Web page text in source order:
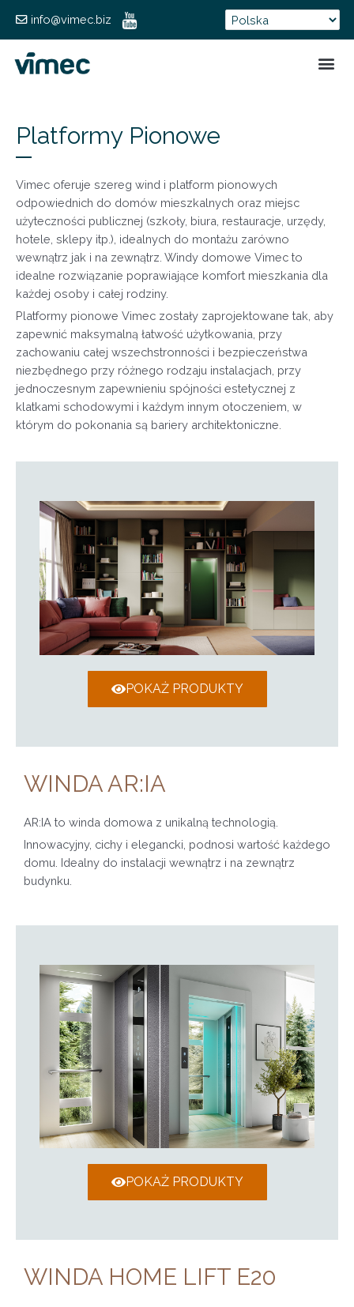
info@vimec.biz
Platformy Pionowe
Vimec oferuje szereg wind i platform pionowych
odpowiednich do domów mieszkalnych oraz miejsc
użyteczności publicznej (szkoły, biura, restauracje, urzędy,
hotele, sklepy itp.), idealnych do montażu zarówno
wewnątrz jak i na zewnątrz. Windy domowe Vimec to
idealne rozwiązanie poprawiające komfort mieszkania dla
każdej osoby i całej rodziny.
Platformy pionowe Vimec zostały zaprojektowane tak, aby
zapewnić maksymalną łatwość użytkowania, przy
zachowaniu całej wszechstronności i bezpieczeństwa
niezbędnego przy różnego rodzaju instalacjach, przy
jednoczesnym zapewnieniu spójności estetycznej z
klatkami schodowymi i każdym innym otoczeniem, w
którym do pokonania są bariery architektoniczne.
POKAŻ PRODUKTY
WINDA AR:IA
AR:IA to winda domowa z unikalną technologią.
Innowacyjny, cichy i elegancki, podnosi wartość każdego
domu. Idealny do instalacji wewnątrz i na zewnątrz
budynku.
POKAŻ PRODUKTY
WINDA HOME LIFT E20